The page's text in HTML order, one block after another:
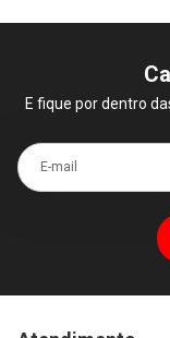
E fique por dentro
E-mail